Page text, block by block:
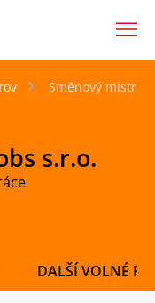
Směnový mistr v
s.r.o.
DALŠÍ VOLNÉ